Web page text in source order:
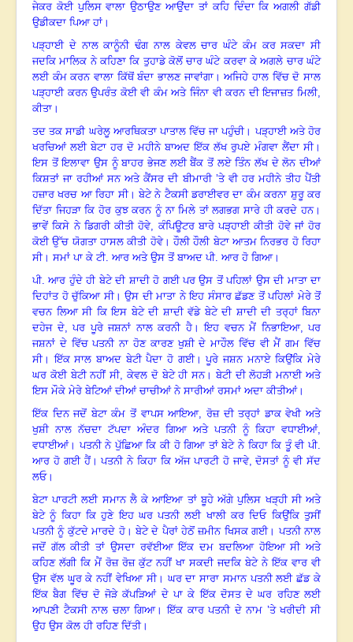
ਜੇਕਰ ਕੋਈ ਪੁਲਿਸ ਵਾਲਾ ਉਠਾਉਣ ਆਉਂਦਾ ਤਾਂ ਕਹਿ ਦਿੰਦਾ ਕਿ ਅਗਲੀ ਗੱਡੀ
ਉਡੀਕਦਾ ਪਿਆ ਹਾਂ ।
ਪੜ੍ਹਾਈ ਦੇ ਨਾਲ ਕਾਨੂੰਨੀ ਢੰਗ ਨਾਲ ਕੇਵਲ ਚਾਰ ਘੰਟੇ ਕੰਮ ਕਰ ਸਕਦਾ ਸੀ
ਜਦਕਿ ਮਾਲਿਕ ਨੇ ਕਹਿਣਾ ਕਿ ਤੁਹਾਡੇ ਕੋਲੋਂ ਚਾਰ ਘੰਟੇ ਕਰਵਾ ਕੇ ਅਗਲੇ ਚਾਰ ਘੰਟੇ
ਲਈ ਕੰਮ ਕਰਨ ਵਾਲਾ ਕਿੱਥੋਂ ਬੰਦਾ ਭਾਲਣ ਜਾਵਾਂਗਾ।ਅਜਿਹੇ ਹਾਲ ਵਿੱਚ ਦੋ ਸਾਲ
ਪੜ੍ਹਾਈ ਕਰਨ ਉਪਰੰਤ ਕੋਈ ਵੀ ਕੰਮ ਅਤੇ ਜਿੰਨਾ ਵੀ ਕਰਨ ਦੀ ਇਜਾਜ਼ਤ ਮਿਲੀ,
ਕੀਤਾ ।
ਤਦ ਤਕ ਸਾਡੀ ਘਰੇਲੂ ਆਰਥਿਕਤਾ ਪਾਤਾਲ ਵਿੱਚ ਜਾ ਪਹੁੰਚੀ। ਪੜ੍ਹਾਈ ਅਤੇ ਹੋਰ
ਖਰਚਿਆਂ ਲਈ ਬੇਟਾ ਹਰ ਦੋ ਮਹੀਨੇ ਬਾਅਦ ਇੱਕ ਲੱਖ ਰੁਪਏ ਮੰਗਵਾ ਲੈਂਦਾ ਸੀ।
ਇਸ ਤੋਂ ਇਲਾਵਾ ਉਸ ਨੂੰ ਬਾਹਰ ਭੇਜਣ ਲਈ ਬੈਂਕ ਤੋਂ ਲਏ ਤਿੰਨ ਲੱਖ ਦੇ ਲੋਨ ਦੀਆਂ
ਕਿਸ਼ਤਾਂ ਜਾ ਰਹੀਆਂ ਸਨ ਅਤੇ ਕੈਂਸਰ ਦੀ ਬੀਮਾਰੀ ’ਤੇ ਵੀ ਹਰ ਮਹੀਨੇ ਤੀਹ ਪੈਂਤੀ
ਹਜ਼ਾਰ ਖਰਚ ਆ ਰਿਹਾ ਸੀ। ਬੇਟੇ ਨੇ ਟੈਕਸੀ ਡਰਾਈਵਰ ਦਾ ਕੰਮ ਕਰਨਾ ਸ਼ੁਰੂ ਕਰ
ਦਿੱਤਾ ਜਿਹੜਾ ਕਿ ਹੋਰ ਕੁਝ ਕਰਨ ਨੂੰ ਨਾ ਮਿਲੇ ਤਾਂ ਲਗਭਗ ਸਾਰੇ ਹੀ ਕਰਦੇ ਹਨ।
ਭਾਵੇਂ ਕਿਸੇ ਨੇ ਡਿਗਰੀ ਕੀਤੀ ਹੋਵੇ, ਕੰਪਿਊਟਰ ਬਾਰੇ ਪੜ੍ਹਾਈ ਕੀਤੀ ਹੋਵੇ ਜਾਂ ਹੋਰ
ਕੋਈ ਉੱਚ ਯੋਗਤਾ ਹਾਸਲ ਕੀਤੀ ਹੋਵੇ।ਹੌਲੀ ਹੌਲੀ ਬੇਟਾ ਆਤਮ ਨਿਰਭਰ ਹੋ ਰਿਹਾ
ਸੀ। ਸਮਾਂ ਪਾ ਕੇ ਟੀ. ਆਰ ਅਤੇ ਉਸ ਤੋਂ ਬਾਅਦ ਪੀ. ਆਰ ਹੋ ਗਿਆ।
ਪੀ. ਆਰ ਹੁੰਦੇ ਹੀ ਬੇਟੇ ਦੀ ਸ਼ਾਦੀ ਹੋ ਗਈ ਪਰ ਉਸ ਤੋਂ ਪਹਿਲਾਂ ਉਸ ਦੀ ਮਾਤਾ ਦਾ
ਦਿਹਾਂਤ ਹੋ ਚੁੱਕਿਆ ਸੀ। ਉਸ ਦੀ ਮਾਤਾ ਨੇ ਇਹ ਸੰਸਾਰ ਛੱਡਣ ਤੋਂ ਪਹਿਲਾਂ ਮੇਰੇ ਤੋਂ
ਵਚਨ ਲਿਆ ਸੀ ਕਿ ਇਸ ਬੇਟੇ ਦੀ ਸ਼ਾਦੀ ਵੱਡੇ ਬੇਟੇ ਦੀ ਸ਼ਾਦੀ ਦੀ ਤਰ੍ਹਾਂ ਬਿਨਾ
ਦਹੇਜ ਦੇ, ਪਰ ਪੂਰੇ ਜਸ਼ਨਾਂ ਨਾਲ ਕਰਨੀ ਹੈ।ਇਹ ਵਚਨ ਮੈਂ ਨਿਭਾਇਆ, ਪਰ
ਜਸ਼ਨਾਂ ਦੇ ਵਿੱਚ ਪਤਨੀ ਨਾ ਹੋਣ ਕਾਰਣ ਖੁਸ਼ੀ ਦੇ ਮਾਹੌਲ ਵਿੱਚ ਵੀ ਮੈਂ ਗਮ ਵਿੱਚ
ਸੀ।ਇੱਕ ਸਾਲ ਬਾਅਦ ਬੇਟੀ ਪੈਦਾ ਹੋ ਗਈ। ਪੂਰੇ ਜਸ਼ਨ ਮਨਾਏ ਕਿਉਂਕਿ ਮੇਰੇ
ਘਰ ਕੋਈ ਬੇਟੀ ਨਹੀਂ ਸੀ, ਕੇਵਲ ਦੋ ਬੇਟੇ ਹੀ ਸਨ। ਬੇਟੀ ਦੀ ਲੋਹੜੀ ਮਨਾਈ ਅਤੇ
ਇਸ ਮੌਕੇ ਮੇਰੇ ਬੇਟਿਆਂ ਦੀਆਂ ਚਾਚੀਆਂ ਨੇ ਸਾਰੀਆਂ ਰਸਮਾਂ ਅਦਾ ਕੀਤੀਆਂ।
ਇੱਕ ਦਿਨ ਜਦੋਂ ਬੇਟਾ ਕੰਮ ਤੋਂ ਵਾਪਸ ਆਇਆ, ਰੋਜ਼ ਦੀ ਤਰ੍ਹਾਂ ਡਾਕ ਵੇਖੀ ਅਤੇ
ਖੁਸ਼ੀ ਨਾਲ ਨੱਚਦਾ ਟੱਪਦਾ ਅੰਦਰ ਗਿਆ ਅਤੇ ਪਤਨੀ ਨੂੰ ਕਿਹਾ ਵਧਾਈਆਂ,
ਵਧਾਈਆਂ। ਪਤਨੀ ਨੇ ਪੁੱਛਿਆ ਕਿ ਕੀ ਹੋ ਗਿਆ ਤਾਂ ਬੇਟੇ ਨੇ ਕਿਹਾ ਕਿ ਤੂੰ ਵੀ ਪੀ.
ਆਰ ਹੋ ਗਈ ਹੈਂ।ਪਤਨੀ ਨੇ ਕਿਹਾ ਕਿ ਅੱਜ ਪਾਰਟੀ ਹੋ ਜਾਵੇ,ਦੋਸਤਾਂ ਨੂੰ ਵੀ ਸੱਦ
ਲਓ।
ਬੇਟਾ ਪਾਰਟੀ ਲਈ ਸਮਾਨ ਲੈ ਕੇ ਆਇਆ ਤਾਂ ਬੂਹੇ ਅੱਗੇ ਪੁਲਿਸ ਖੜ੍ਹੀ ਸੀ ਅਤੇ
ਬੇਟੇ ਨੂੰ ਕਿਹਾ ਕਿ ਹੁਣੇ ਇਹ ਘਰ ਪਤਨੀ ਲਈ ਖਾਲੀ ਕਰ ਦਿਓ ਕਿਉਂਕਿ ਤੁਸੀਂ
ਪਤਨੀ ਨੂੰ ਕੁੱਟਦੇ ਮਾਰਦੇ ਹੋ। ਬੇਟੇ ਦੇ ਪੈਰਾਂ ਹੇਠੋਂ ਜ਼ਮੀਨ ਖਿਸਕ ਗਈ। ਪਤਨੀ ਨਾਲ
ਜਦੋਂ ਗੱਲ ਕੀਤੀ ਤਾਂ ਉਸਦਾ ਰਵੱਈਆ ਇੱਕ ਦਮ ਬਦਲਿਆ ਹੋਇਆ ਸੀ ਅਤੇ
ਕਹਿਣ ਲੱਗੀ ਕਿ ਮੈਂ ਰੋਜ਼ ਰੋਜ਼ ਕੁੱਟ ਨਹੀਂ ਖਾ ਸਕਦੀ ਜਦਕਿ ਬੇਟੇ ਨੇ ਇੱਕ ਵਾਰ ਵੀ
ਉਸ ਵੱਲ ਘੂਰ ਕੇ ਨਹੀਂ ਵੇਖਿਆ ਸੀ। ਘਰ ਦਾ ਸਾਰਾ ਸਮਾਨ ਪਤਨੀ ਲਈ ਛੱਡ ਕੇ
ਇੱਕ ਬੈਗ ਵਿੱਚ ਦੋ ਜੋੜੇ ਕੱਪੜਿਆਂ ਦੇ ਪਾ ਕੇ ਇੱਕ ਦੋਸਤ ਦੇ ਘਰ ਰਹਿਣ ਲਈ
ਆਪਣੀ ਟੈਕਸੀ ਨਾਲ ਚਲਾ ਗਿਆ।ਇੱਕ ਕਾਰ ਪਤਨੀ ਦੇ ਨਾਮ ’ਤੇ ਖਰੀਦੀ ਸੀ
ਉਹ ਉਸ ਕੋਲ ਹੀ ਰਹਿਣ ਦਿੱਤੀ।